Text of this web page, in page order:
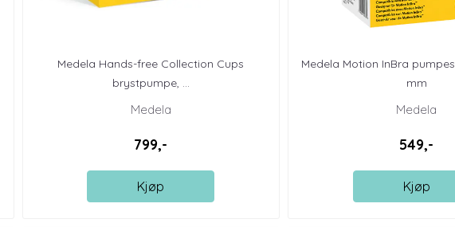
Medela Hands-free Collection Cups
brystpumpe, ...
Medela
799,-
Kjøp
Medela Motion InBra
mm
Medela
549,-
Kjøp